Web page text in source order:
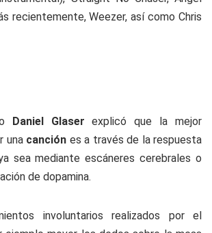
recientemente, Weezer, así como Chris
Daniel Glaser explicó que la mejor
una canción es a través de la respuesta
sea mediante escáneres cerebrales o
de dopamina.
involuntarios realizados por el